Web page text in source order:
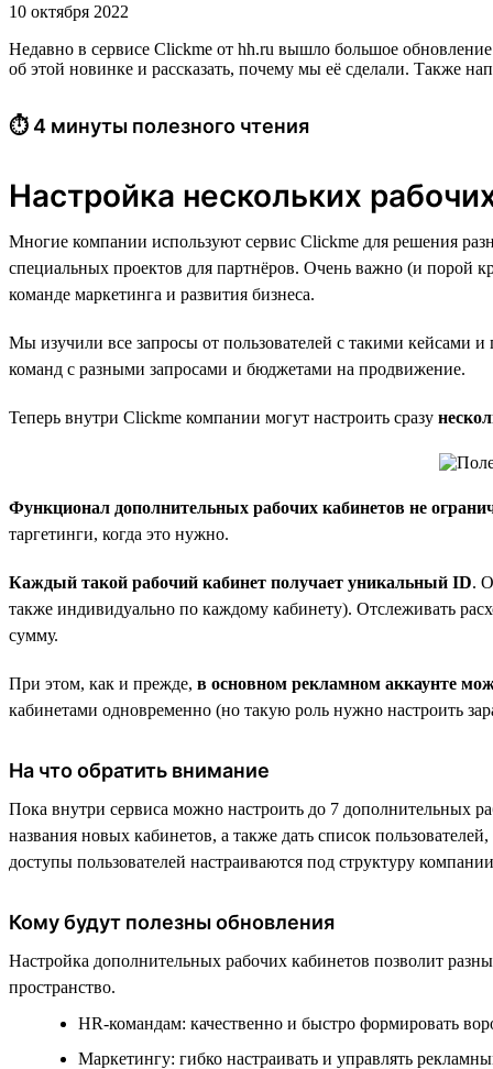
10 октября 2022
Недавно в сервисе Clickme от hh.ru вышло большое
об этой новинке и рассказать, почему мы её сделали. Также
⏱ 4 минуты полезного чтения
Настройка нескольких
Многие компании используют сервис Clickme для решения
специальных проектов для партнёров. Очень важно (и порой
команде маркетинга и развития бизнеса.
Мы изучили все запросы от пользователей с такими кейсами и
команд с разными запросами и бюджетами на продвижение.
Теперь внутри Clickme компании могут настроить сразу
Функционал дополнительных рабочих кабинетов не
таргетинги, когда это нужно.
Каждый такой рабочий кабинет получает уникальный ID.
также индивидуально по каждому кабинету). Отслеживать
сумму.
При этом, как и прежде, в основном рекламном аккаунте
кабинетами одновременно (но такую роль нужно настроить
На что обратить внимание
Пока внутри сервиса можно настроить до 7 дополнительных
названия новых кабинетов, а также дать список
доступы пользователей настраиваются под структуру
Кому будут полезны обновления
Настройка дополнительных рабочих кабинетов позволит
пространство.
HR-командам: качественно и быстро формировать
Маркетингу: гибко настраивать и управлять